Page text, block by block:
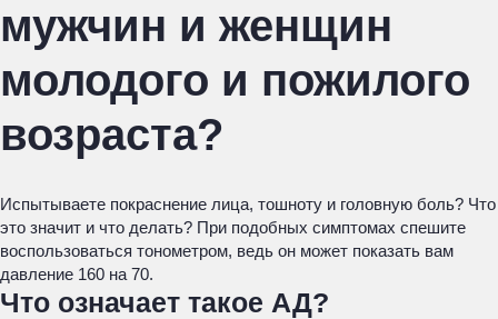
мужчин и женщин
молодого и пожилого
возраста?
Испытываете покраснение лица, тошноту и головную боль? Что
это значит и что делать? При подобных симптомах спешите
воспользоваться тонометром, ведь он может показать вам
давление 160 на 70.
Что означает такое АД?